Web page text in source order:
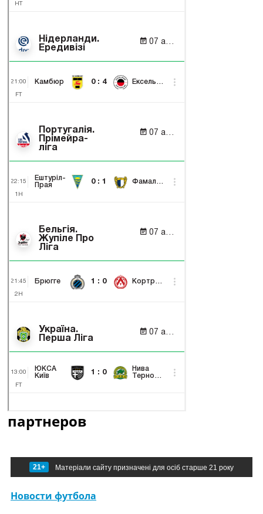
партнеров
21+ Матеріали сайту призначені для осіб старше 21 року
Новости футбола